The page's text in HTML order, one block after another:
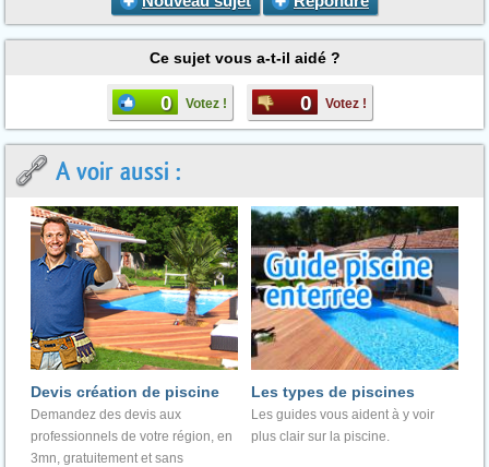
Ce sujet vous a-t-il aidé ?
0 Votez ! 0 Votez !
A voir aussi :
Devis création de piscine
Demandez des devis aux
professionnels de votre région, en
3mn, gratuitement et sans
Les types de piscines
Les guides vous aident à y voir
plus clair sur la piscine.